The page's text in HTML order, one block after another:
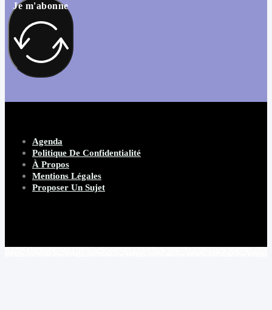
Je m'abonne
Agenda
Politique De Confidentialité
À Propos
Mentions Légales
Proposer Un Sujet